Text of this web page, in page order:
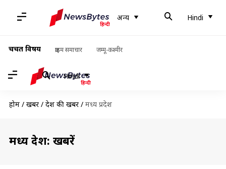
अन्य Hindi
चर्चित विषय क्राइम समाचार जम्मू-कश्मीर
Hindi
होम / खबरें / देश की खबरें / मध्य प्रदेश
मध्य प्रदेश: खबरें